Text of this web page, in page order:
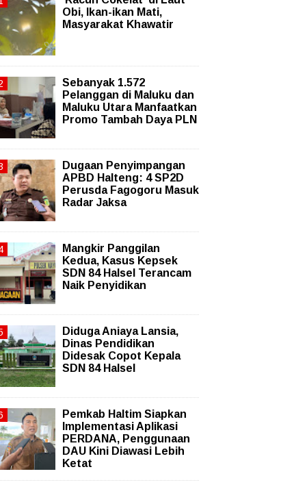
Obi, Ikan-ikan Mati,
Masyarakat Khawatir
Sebanyak 1.572
Pelanggan di Maluku dan
Maluku Utara Manfaatkan
Promo Tambah Daya PLN
Dugaan Penyimpangan
APBD Halteng: 4 SP2D
Perusda Fagogoru Masuk
Radar Jaksa
Mangkir Panggilan
Kedua, Kasus Kepsek
SDN 84 Halsel Terancam
Naik Penyidikan
Diduga Aniaya Lansia,
Dinas Pendidikan
Didesak Copot Kepala
SDN 84 Halsel
Pemkab Haltim Siapkan
Implementasi Aplikasi
PERDANA, Penggunaan
DAU Kini Diawasi Lebih
Ketat